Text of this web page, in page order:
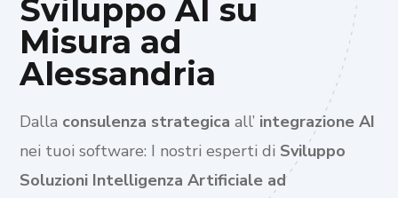
Sviluppo AI su
Misura ad
Alessandria
Dalla consulenza strategica all’ integrazione AI
nei tuoi software: I nostri esperti di Sviluppo
Soluzioni Intelligenza Artificiale ad